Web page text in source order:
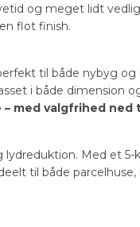
og meget lidt
flot finish.
til både nybyg
i både dimension
med valgfrihed ned
Med et
til både parcelhuse,